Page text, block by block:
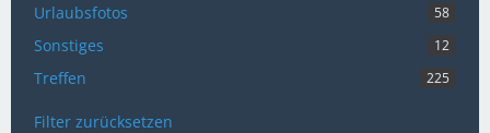
Urlaubsfotos 58
Sonstiges 12
Treffen 225
Filter zurücksetzen